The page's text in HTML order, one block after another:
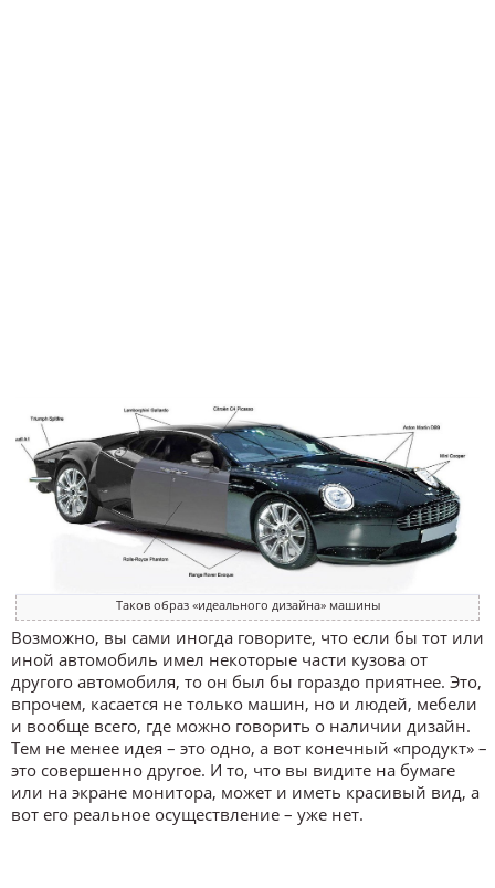
Таков образ «идеального дизайна» машины
Возможно, вы сами иногда говорите, что если бы тот или
иной автомобиль имел некоторые части кузова от
другого автомобиля, то он был бы гораздо приятнее. Это,
впрочем, касается не только машин, но и людей, мебели
и вообще всего, где можно говорить о наличии дизайн.
Тем не менее идея – это одно, а вот конечный «продукт» –
это совершенно другое. И то, что вы видите на бумаге
или на экране монитора, может и иметь красивый вид, а
вот его реальное осуществление – уже нет.